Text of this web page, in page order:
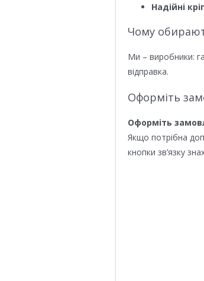
Надійні
Чому
Ми – виробники:
відправка.
Оформіть
Оформіть
Якщо потрібна
кнопки зв’язку